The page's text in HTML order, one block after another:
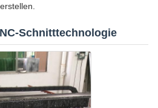
Schnitttechnologie